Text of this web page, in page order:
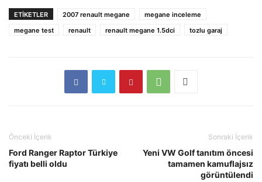
ETIKETLER 2007 renault megane
megane inceleme
megane test
renault renault megane 1.5dci tozlu garaj
Önceki İçerik
Ford Ranger Raptor Türkiye
fiyatı belli oldu
Sonraki İçerik
Yeni VW Golf tanıtım öncesi
tamamen kamuflajsız
görüntülendi